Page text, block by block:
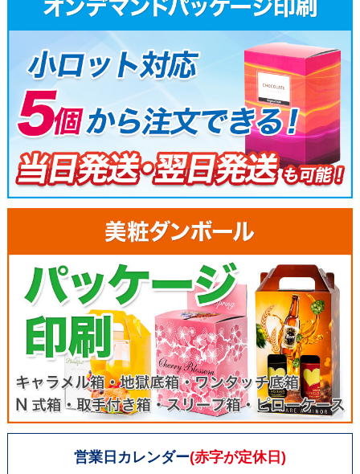
営業日カレンダー(赤字が定休日)